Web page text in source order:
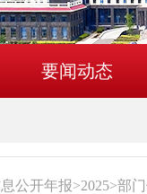
要闻动态
公开年报>2025>部